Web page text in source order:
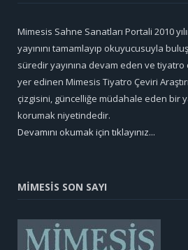
Mimesis Sahne Sanatları Portali 2010
yayınını tamamlayıp okuyucusuyla
süredir yayınına devam eden ve
yer edinen Mimesis Tiyatro Çeviri
çizgisini, güncelliğe müdahale eden bir
korumak niyetindedir.
Devamını okumak için tıklayınız...
MİMESİS SON SAYI